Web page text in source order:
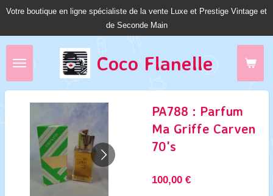
Passer
Coco Flanelle
Votre boutique en ligne spécialiste de la vente Luxe et Prestige Vintage et
de Seconde Main
PA788 : Parfum
Ma Griffe Carven
70's
100,00 €